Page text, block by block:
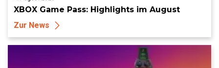
XBOX Game Pass: Highlights im August
Zur News